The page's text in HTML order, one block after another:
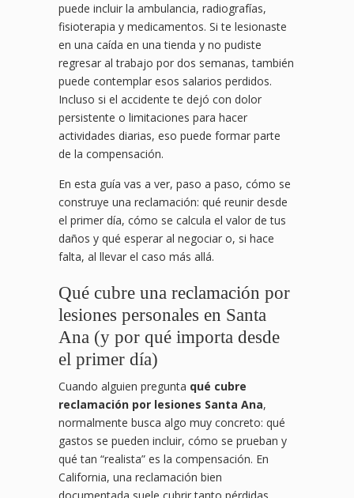
puede incluir la ambulancia, radiografías,
fisioterapia y medicamentos. Si te lesionaste
en una caída en una tienda y no pudiste
regresar al trabajo por dos semanas, también
puede contemplar esos salarios perdidos.
Incluso si el accidente te dejó con dolor
persistente o limitaciones para hacer
actividades diarias, eso puede formar parte
de la compensación.
En esta guía vas a ver, paso a paso, cómo se
construye una reclamación: qué reunir desde
el primer día, cómo se calcula el valor de tus
daños y qué esperar al negociar o, si hace
falta, al llevar el caso más allá.
Qué cubre una reclamación por
lesiones personales en Santa
Ana (y por qué importa desde
el primer día)
Cuando alguien pregunta qué cubre
reclamación por lesiones Santa Ana,
normalmente busca algo muy concreto: qué
gastos se pueden incluir, cómo se prueban y
qué tan “realista” es la compensación. En
California, una reclamación bien